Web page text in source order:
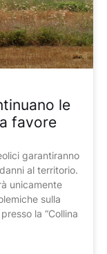
le
favore
garantiranno
al territorio.
unicamente
sulla
la “Collina